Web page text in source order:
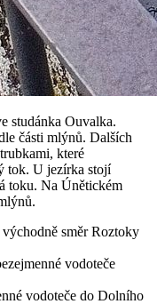
studánka Ouvalka.
části mlýnů. Dalších
které
tok. U jezírka stojí
toku. Na Únětickém
směr Roztoky
vodoteče
vodoteče do Dolního